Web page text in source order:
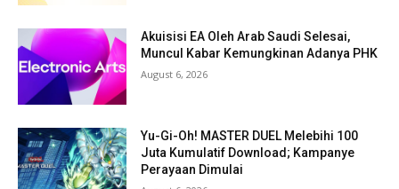
Akuisisi EA Oleh Arab Saudi Selesai,
Muncul Kabar Kemungkinan Adanya PHK
August 6, 2026
Yu-Gi-Oh! MASTER DUEL Melebihi 100
Juta Kumulatif Download; Kampanye
Perayaan Dimulai